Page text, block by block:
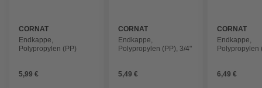
CORNAT
Endkappe,
Polypropylen (PP)
5,99 €
CORNAT
Endkappe,
Polypropylen (PP), 3/4"
5,49 €
CORNAT
Endkappe,
Polypropylen
6,49 €